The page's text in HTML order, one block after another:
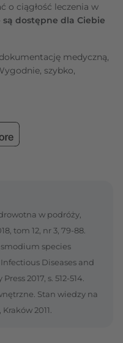
o ciągłość leczenia w
są dostępne dla Ciebie
medyczną,
szybko,
w podróży,
tom 12, nr 3, 79-88.
species
Diseases and
2017, s. 512-514.
Stan wiedzy na
2011.